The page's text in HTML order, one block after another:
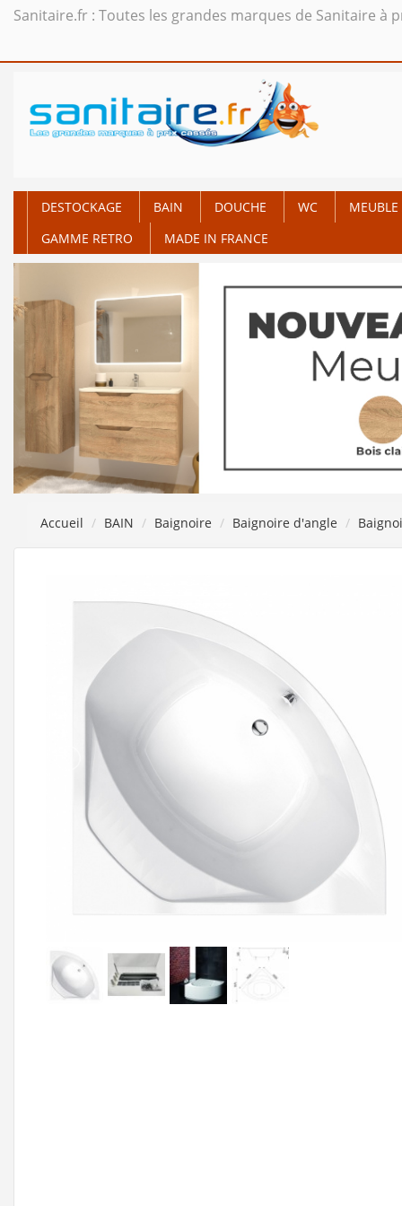
Sanitaire.fr : Toutes les grandes marques de Sanitaire à
DESTOCKAGE BAIN DOUCHE WC MEUBLE
GAMME RETRO
MADE IN FRANCE
Accueil BAIN Baignoire Baignoire d'angle